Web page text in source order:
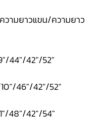
ามยาวแขน/ความยาว
42"/52"
46"/42"/52"
48"/42"/54"